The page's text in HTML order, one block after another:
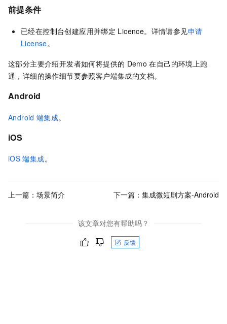
前提条件
已经在控制台创建应用并绑定 Licence。详情请参见申请
License。
这部分主要介绍开发者如何将提供的 Demo 在自己的环境上跑
通，详细的操作细节要参照客户端集成的文档。
Android
Android 端集成。
iOS
iOS 端集成。
上一篇： 场景简介 下一篇： 集成微短剧方案-Android
该文章对您有帮助吗？
反馈